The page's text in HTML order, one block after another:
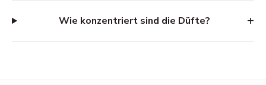
Wie konzentriert sind die Düfte? +